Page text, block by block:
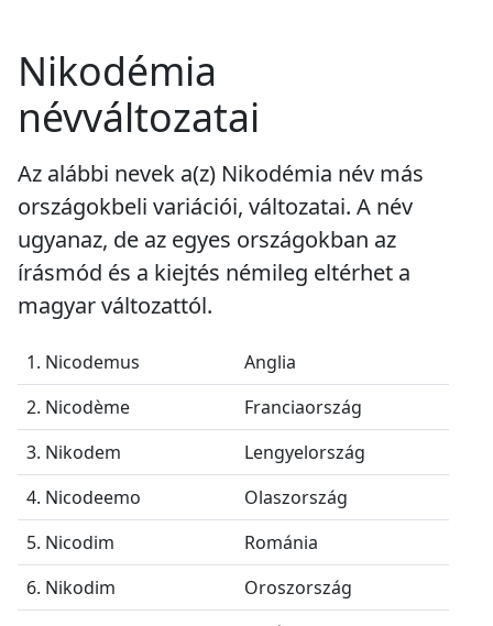
Nikodémia
névváltozatai
Az alábbi nevek a(z) Nikodémia név más
országokbeli variációi, változatai. A név
ugyanaz, de az egyes országokban az
írásmód és a kiejtés némileg eltérhet a
magyar változattól.
1. Nicodemus
Anglia
2. Nicodème
Franciaország
3. Nikodem
Lengyelország
4. Nicodeemo
Olaszország
5. Nicodim
Románia
6. Nikodim
Oroszország